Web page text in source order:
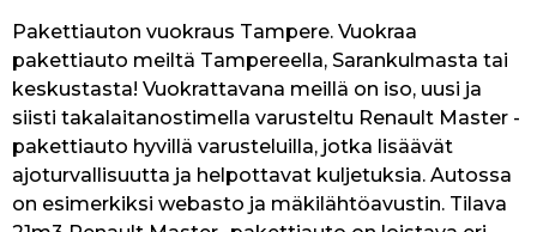
Pakettiauton vuokraus Tampere. Vuokraa
pakettiauto meiltä Tampereella, Sarankulmasta tai
keskustasta! Vuokrattavana meillä on iso, uusi ja
siisti takalaitanostimella varusteltu Renault Master -
pakettiauto hyvillä varusteluilla, jotka lisäävät
ajoturvallisuutta ja helpottavat kuljetuksia. Autossa
on esimerkiksi webasto ja mäkilähtöavustin. Tilava